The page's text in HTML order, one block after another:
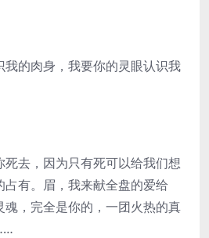
的肉身，我要你的灵眼认识我
死去，因为只有死可以给我们想
有。眉，我来献全盘的爱给
，完全是你的，一团火热的真